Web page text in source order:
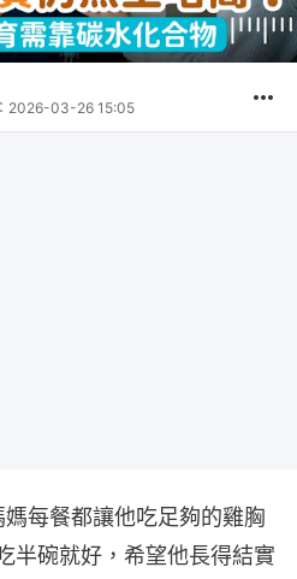
2026-03-26 15:05
每餐都讓他吃足夠的雞胸
半碗就好，希望他長得結實